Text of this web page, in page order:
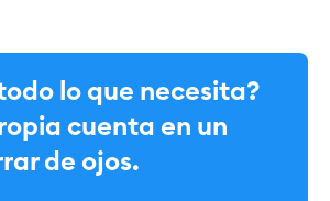
lo que necesita?
cuenta en un
de ojos.